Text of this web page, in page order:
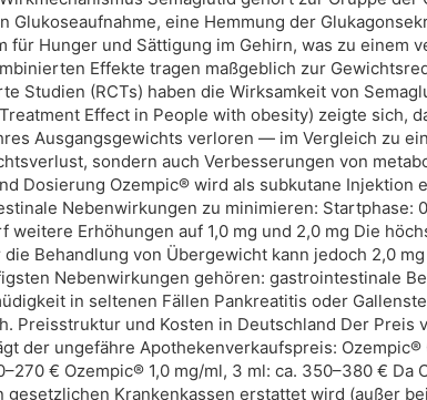
Glukoseaufnahme, eine Hemmung der
für Hunger und Sättigung im Gehirn, was zu einem
Effekte tragen maßgeblich zur
Studien (RCTs) haben die Wirksamkeit von
Effect in People with obesity) zeigte sich,
Ausgangsgewichts verloren — im Vergleich zu
sondern auch Verbesserungen von
Dosierung Ozempic® wird als subkutane Injektion
Nebenwirkungen zu minimieren: Startphase:
weitere Erhöhungen auf 1,0 mg und 2,0 mg Die
die Behandlung von Übergewicht kann jedoch 2,0
Nebenwirkungen gehören: gastrointestinale
in seltenen Fällen Pankreatitis oder
Preisstruktur und Kosten in Deutschland Der Preis
der ungefähre Apothekenverkaufspreis:
€ Ozempic® 1,0 mg/ml, 3 ml: ca. 350–380 €
Krankenkassen erstattet wird (außer